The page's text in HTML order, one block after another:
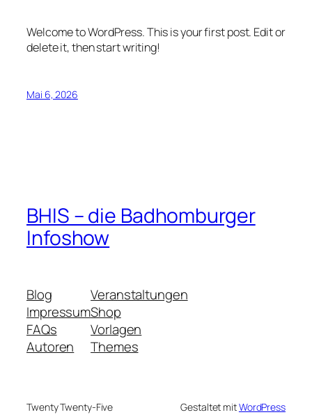
Welcome to WordPress. This is your first post. Edit or
delete it, then start writing!
Mai 6, 2026
BHIS – die Badhomburger
Infoshow
Blog
Impressum
FAQs
Autoren
Veranstaltungen
Shop
Vorlagen
Themes
Twenty Twenty-Five Gestaltet mitWordPress